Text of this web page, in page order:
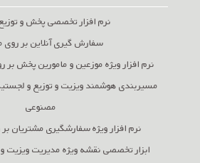
نرم افزار تخصصی پخش و
سفارش گیری آنلاین بر روی
نرم افزار ویژه موزعین و مامورین پخش بر
مسیربندی هوشمند ویزیت و توزیع و
مصنوعی
نرم افزار ویژه سفارشگیری مشتریان
ابزار تخصصی نقشه ویژه مدیریت ویزیت